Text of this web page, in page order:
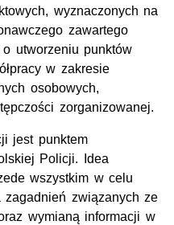
wyznaczonych na
zawartego
utworzeniu punktów
w zakresie
osobowych,
zorganizowanej.
jest punktem
Policji. Idea
wszystkim w celu
zagadnień związanych ze
wymianą informacji w